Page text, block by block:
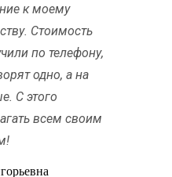
к моему
Стоимость
по телефону,
одно, а на
С этого
всем своим